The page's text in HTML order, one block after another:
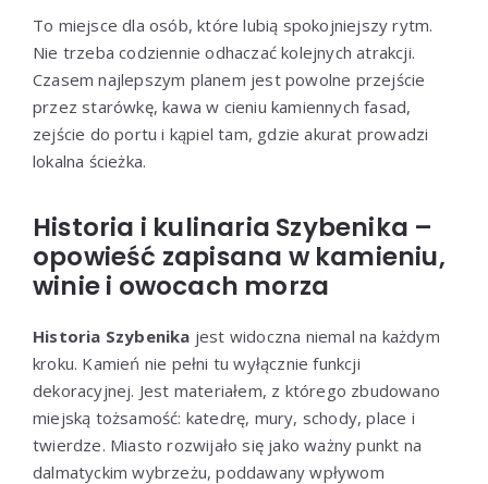
To miejsce dla osób, które lubią spokojniejszy rytm.
Nie trzeba codziennie odhaczać kolejnych atrakcji.
Czasem najlepszym planem jest powolne przejście
przez starówkę, kawa w cieniu kamiennych fasad,
zejście do portu i kąpiel tam, gdzie akurat prowadzi
lokalna ścieżka.
Historia i kulinaria Szybenika –
opowieść zapisana w kamieniu,
winie i owocach morza
Historia Szybenika jest widoczna niemal na każdym
kroku. Kamień nie pełni tu wyłącznie funkcji
dekoracyjnej. Jest materiałem, z którego zbudowano
miejską tożsamość: katedrę, mury, schody, place i
twierdze. Miasto rozwijało się jako ważny punkt na
dalmatyckim wybrzeżu, poddawany wpływom